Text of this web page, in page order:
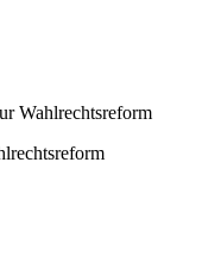
Wahlrechtsreform